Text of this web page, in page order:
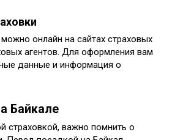
онлайн на сайтах страховых
агентов. Для оформления вам
данные и информация о
Байкале
страховкой, важно помнить о